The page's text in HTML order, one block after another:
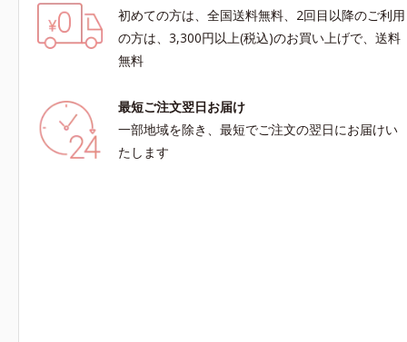
初めての方は、全国送料無料、2回目以降のご利用
の方は、3,300円以上(税込)のお買い上げで、送料
無料
最短ご注文翌日お届け
一部地域を除き、最短でご注文の翌日にお届けい
たします